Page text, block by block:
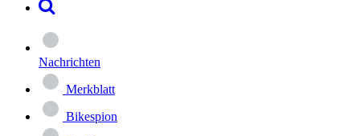
Nachrichten
Merkblatt
Bikespion